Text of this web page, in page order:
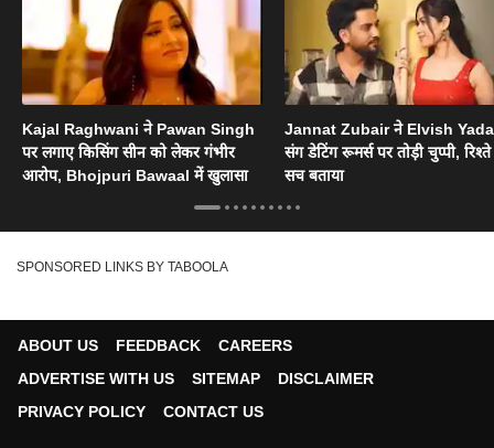
Kajal Raghwani ने Pawan Singh
पर लगाए किसिंग सीन को लेकर गंभीर
आरोप, Bhojpuri Bawaal में खुलासा
Jannat Zubair ने Elvish
संग डेटिंग रूमर्स पर तोड़ी चुप्पी,
सच बताया
SPONSORED LINKS BY TABOOLA
ABOUT US FEEDBACK
CAREERS
ADVERTISE WITH US
SITEMAP
DISCLAIMER
PRIVACY POLICY
CONTACT US